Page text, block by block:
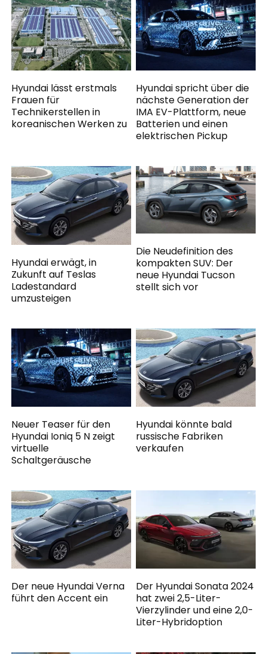
Hyundai lässt erstmals
Frauen für
Technikerstellen in
koreanischen Werken zu
Hyundai spricht über die
nächste Generation der
IMA EV-Plattform, neue
Batterien und einen
elektrischen Pickup
Hyundai erwägt, in
Zukunft auf Teslas
Ladestandard
umzusteigen
Die Neudefinition des
kompakten SUV: Der
neue Hyundai Tucson
stellt sich vor
Neuer Teaser für den
Hyundai Ioniq 5 N zeigt
virtuelle
Schaltgeräusche
Hyundai könnte bald
russische Fabriken
verkaufen
Der neue Hyundai Verna
führt den Accent ein
Der Hyundai Sonata 2024
hat zwei 2,5-Liter-
Vierzylinder und eine 2,0-
Liter-Hybridoption